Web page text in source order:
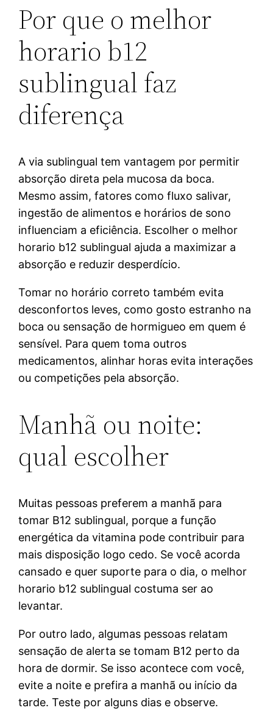
Por que o melhor
horario b12
sublingual faz
diferença
A via sublingual tem vantagem por permitir
absorção direta pela mucosa da boca.
Mesmo assim, fatores como fluxo salivar,
ingestão de alimentos e horários de sono
influenciam a eficiência. Escolher o melhor
horario b12 sublingual ajuda a maximizar a
absorção e reduzir desperdício.
Tomar no horário correto também evita
desconfortos leves, como gosto estranho na
boca ou sensação de hormigueo em quem é
sensível. Para quem toma outros
medicamentos, alinhar horas evita interações
ou competições pela absorção.
Manhã ou noite:
qual escolher
Muitas pessoas preferem a manhã para
tomar B12 sublingual, porque a função
energética da vitamina pode contribuir para
mais disposição logo cedo. Se você acorda
cansado e quer suporte para o dia, o melhor
horario b12 sublingual costuma ser ao
levantar.
Por outro lado, algumas pessoas relatam
sensação de alerta se tomam B12 perto da
hora de dormir. Se isso acontece com você,
evite a noite e prefira a manhã ou início da
tarde. Teste por alguns dias e observe.